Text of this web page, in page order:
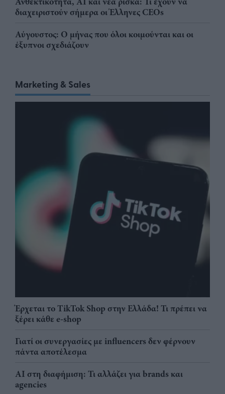
διαχειριστούν σήμερα οι Έλληνες CEOs
Αύγουστος: Ο μήνας που όλοι κοιμούνται και οι
έξυπνοι σχεδιάζουν
Marketing & Sales
Έρχεται το TikTok Shop στην Ελλάδα! Τι πρέπει να
ξέρει κάθε e-shop
Γιατί οι συνεργασίες με influencers δεν φέρνουν
πάντα αποτέλεσμα
AI στη διαφήμιση: Τι αλλάζει για brands και
agencies